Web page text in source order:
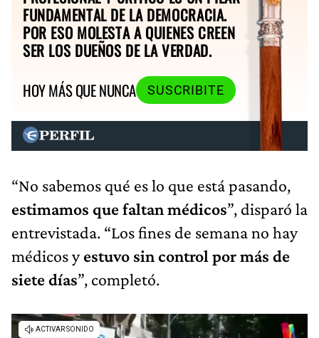
FUNDAMENTAL DE LA DEMOCRACIA.
POR ESO MOLESTA A QUIENES CREEN
SER LOS DUEÑOS DE LA VERDAD.
HOY MÁS QUE NUNCA
SUSCRIBITE
“No sabemos qué es lo que está pasando,
estimamos que faltan médicos”, disparó la
entrevistada. “Los fines de semana no hay
médicos yestuvo sin control por más de
siete días”, completó.